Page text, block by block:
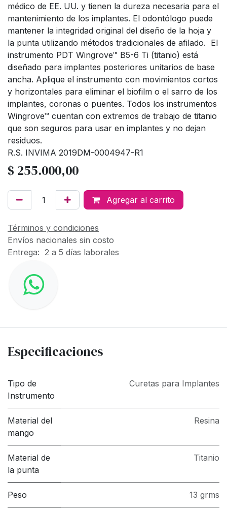
médico de EE. UU. y tienen la dureza necesaria para el
mantenimiento de los implantes. El odontólogo puede
mantener la integridad original del diseño de la hoja y
la punta utilizando métodos tradicionales de afilado. El
instrumento PDT Wingrove™ B5-6 Ti (titanio) está
diseñado para implantes posteriores unitarios de base
ancha. Aplique el instrumento con movimientos cortos
y horizontales para eliminar el biofilm o el sarro de los
implantes, coronas o puentes. Todos los instrumentos
Wingrove™ cuentan con extremos de trabajo de titanio
que son seguros para usar en implantes y no dejan
residuos.
R.S. INVIMA 2019DM-0004947-R1
$ 255.000,00
Agregar al carrito
Términos y condiciones
Envíos nacionales sin costo
Entrega: 2 a 5 días laborales
Especificaciones
Tipo de
Instrumento
Curetas para Implantes
Material del
mango
Resina
Material de
la punta
Titanio
Peso 13 grms